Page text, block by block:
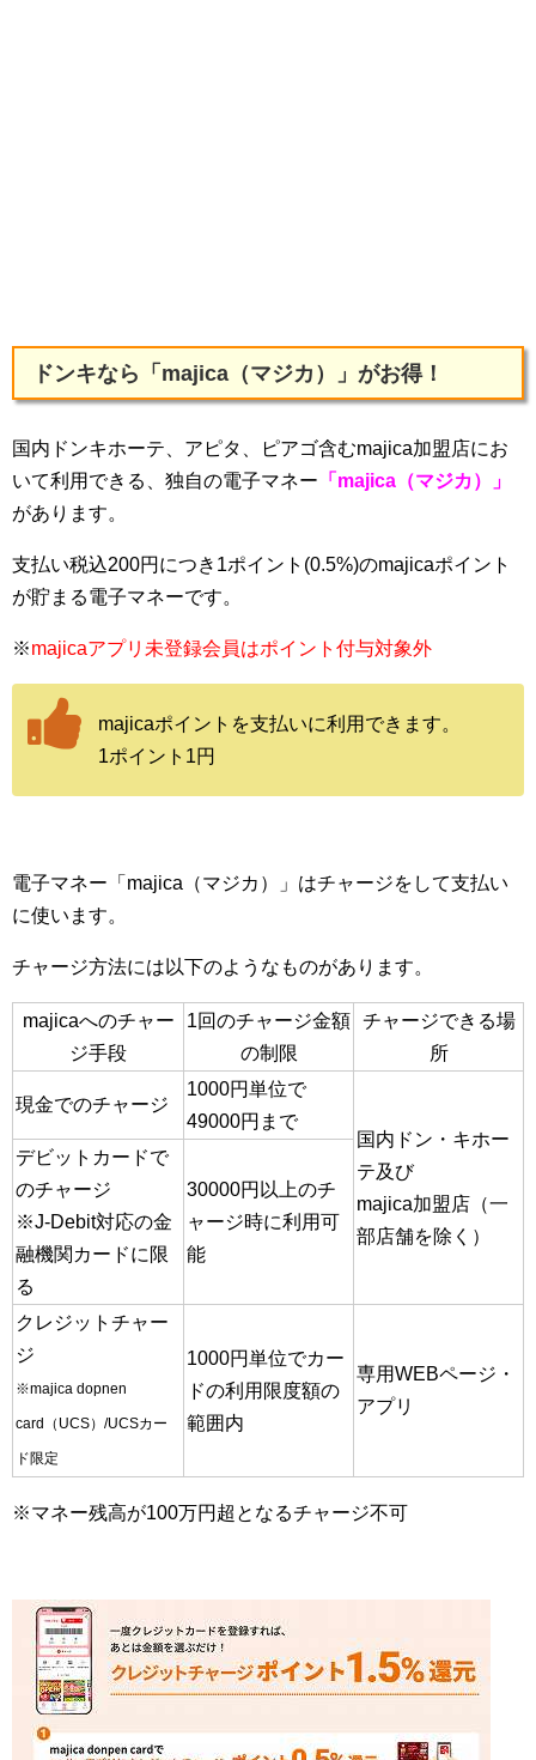
ドンキなら「majica（マジカ）」がお得！
国内ドンキホーテ、アピタ、ピアゴ含むmajica加盟店にお
いて利用できる、独自の電子マネー 「majica（マジカ）」
があります。
支払い税込200円につき1ポイント(0.5%)のmajicaポイント
が貯まる電子マネーです。
※majicaアプリ未登録会員はポイント付与対象外
majicaポイントを支払いに利用できます。
1ポイント1円
電子マネー「majica（マジカ）」はチャージをして支払い
に使います。
チャージ方法には以下のようなものがあります。
majicaへのチャー
ジ手段
1回のチャージ金額
の制限
チャージできる場
所
現金でのチャージ
1000円単位で
49000円まで
国内ドン・キホー
テ及び
majica加盟店（一
部店舗を除く）
デビットカードで
のチャージ
※J-Debit対応の金
融機関カードに限
る
30000円以上のチ
ャージ時に利用可
能
クレジットチャー
ジ
※majica dopnen
card（UCS）/UCSカー
ド限定
1000円単位でカー
ドの利用限度額の
範囲内
専用WEBページ・
アプリ
※マネー残高が100万円超となるチャージ不可